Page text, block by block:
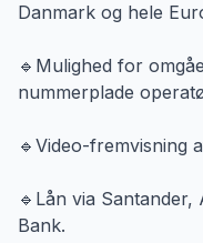
Danmark og hele
🔹Mulighed for
nummerplade
🔹Video-fremvisning
🔹Lån via
Bank.